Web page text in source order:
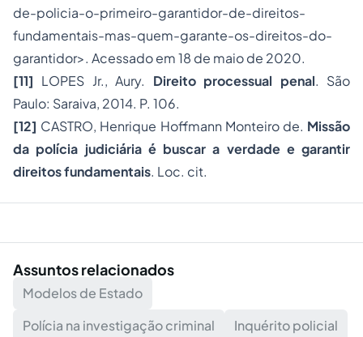
de-policia-o-primeiro-garantidor-de-direitos-
fundamentais-mas-quem-garante-os-direitos-do-
garantidor>. Acessado em 18 de maio de 2020.
[11] LOPES Jr., Aury. Direito processual penal. São
Paulo: Saraiva, 2014. P. 106.
[12] CASTRO, Henrique Hoffmann Monteiro de. Missão
da polícia judiciária é buscar a verdade e garantir
direitos fundamentais. Loc. cit.
Assuntos relacionados
Modelos de Estado
Polícia na investigação criminal
Inquérito policial